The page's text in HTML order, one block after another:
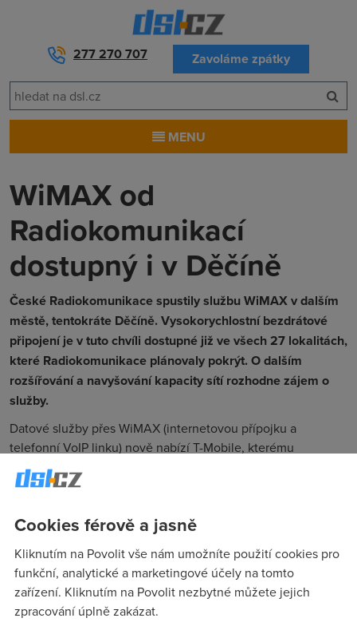
277 270 707 Zavoláme zpátky
MENU
WiMAX od
Radiokomunikací
dostupný i v Děčíně
České Radiokomunikace spustily službu WiMAX v dalším
městě, tentokráte Děčíně. Vysokorychlostní bezdrátové
připojení je v tuto chvíli dostupné již ve všech 27 lokalitách,
které Radiokomunikace plánovaly pokrýt. O dalším
rozšířování a navyšování kapacity sítí rozhodne zájem o
služby.
Datové služby přes WiMAX (internetovou přípojku a
telefonní VoIP linku) nově nabízí T-Mobile, kterému
Radiokomunikace svou maloobchodní část prodaly koncem
loňského roku. Vysílače včetně služeb Radiokomunikace
zprostředkovat svým klientům. „Bezdrátovou technologii
komplexních telekomunikačních služeb pro velké
společnosti a nyní také pro naše velkoobchodní partnery,“
říká Marcel Procházka, manažer rozvoje služeb a strategií
Cookies férově a jasně
Kliknutím na Povolit vše nám umožníte použití cookies pro
funkční, analytické a marketingové účely na tomto
zařízení. Kliknutím na Povolit nezbytné můžete jejich
zpracování úplně zakázat.